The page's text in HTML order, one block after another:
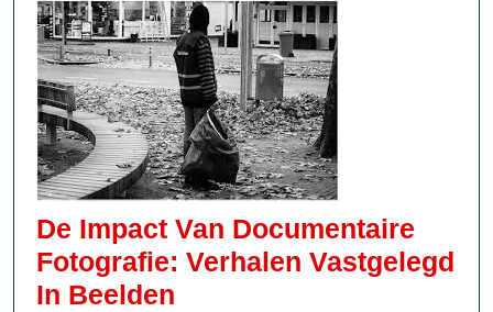
De Impact Van Documentaire
Fotografie: Verhalen Vastgelegd
In Beelden